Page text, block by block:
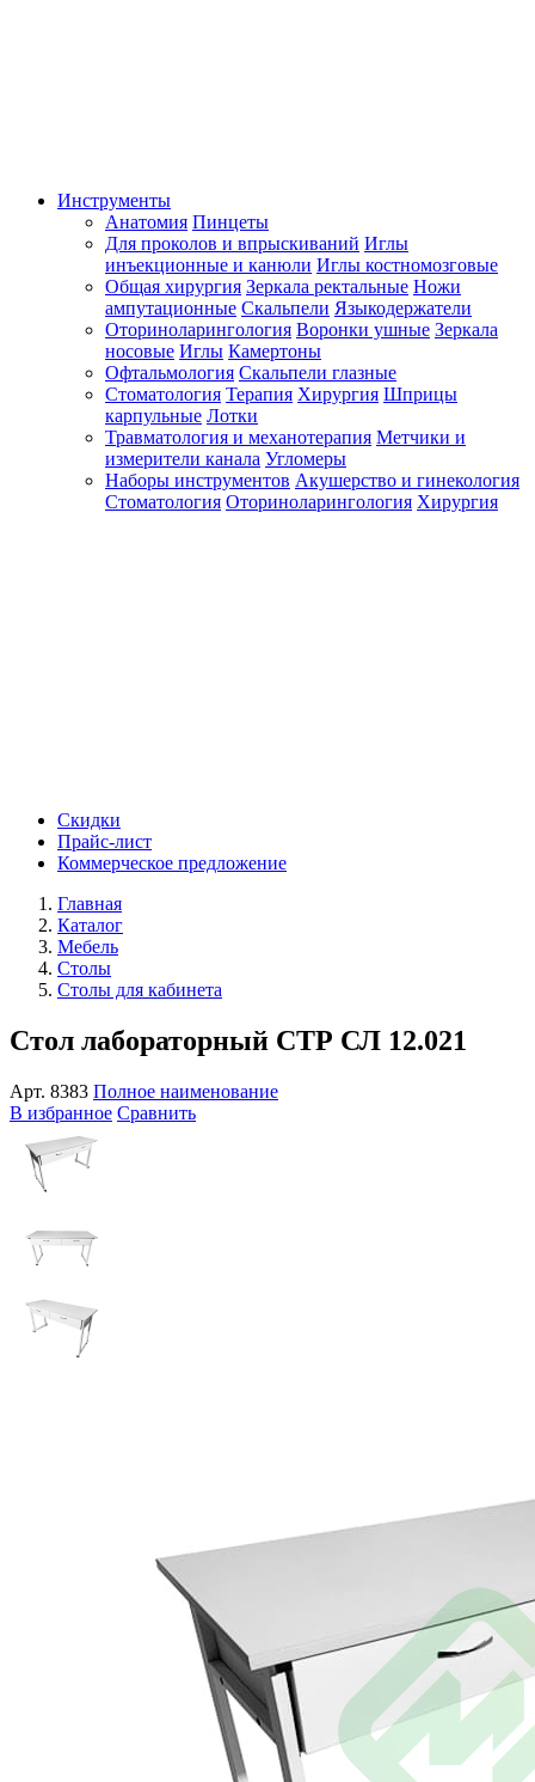
Инструменты
Анатомия Пинцеты
Для проколов и впрыскиваний Иглы
инъекционные и канюли Иглы костномозговые
Общая хирургия Зеркала ректальные Ножи
ампутационные Скальпели Языкодержатели
Оториноларингология Воронки ушные Зеркала
носовые Иглы Камертоны
Офтальмология Скальпели глазные
Стоматология Терапия Хирургия Шприцы
карпульные Лотки
Травматология и механотерапия Метчики и
измерители канала Угломеры
Наборы инструментов Акушерство и гинекология
Стоматология Оториноларингология Хирургия
Скидки
Прайс-лист
Коммерческое предложение
Главная
Каталог
Мебель
Столы
Столы для кабинета
Стол лабораторный СТР СЛ 12.021
Арт. 8383 Полное наименование
В избранное Сравнить